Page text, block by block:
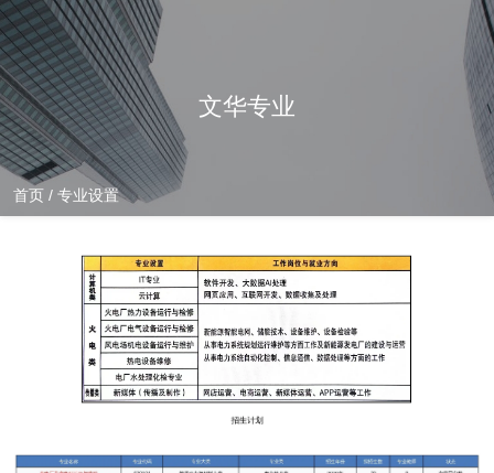
文华专业
首页 / 专业设置